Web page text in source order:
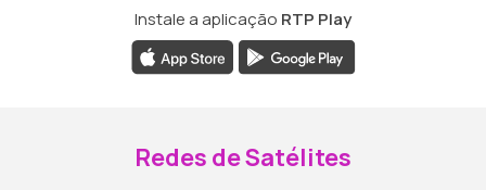
Instale a aplicação RTP Play
Redes de Satélites